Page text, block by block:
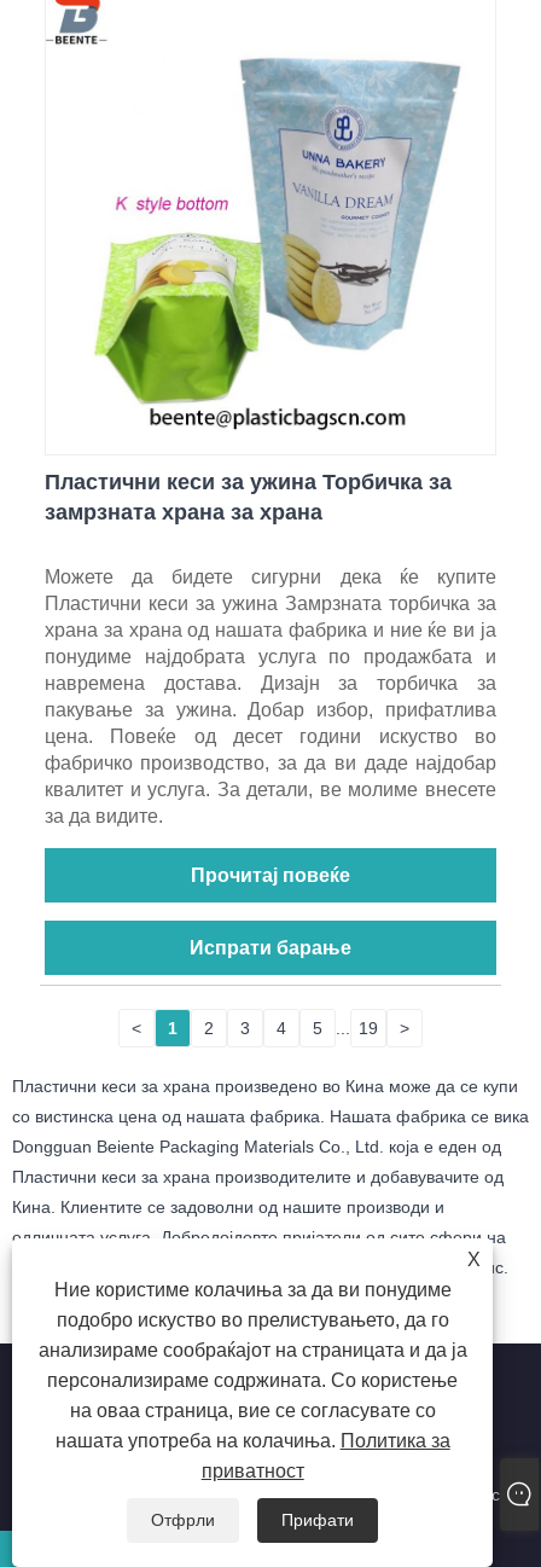
Пластични кеси за ужина Торбичка за
замрзната храна за храна
Можете да бидете сигурни дека ќе купите
Пластични кеси за ужина Замрзната торбичка за
храна за храна од нашата фабрика и ние ќе ви ја
понудиме најдобрата услуга по продажбата и
навремена достава. Дизајн за торбичка за
пакување за ужина. Добар избор, прифатлива
цена. Повеќе од десет години искуство во
фабричко производство, за да ви даде најдобар
квалитет и услуга. За детали, ве молиме внесете
за да видите.
Прочитај повеќе
Испрати барање
< 1 2 3 4 5 ... 19 >
Пластични кеси за храна произведено во Кина може да се купи
со вистинска цена од нашата фабрика. Нашата фабрика се вика
Dongguan Beiente Packaging Materials Co., Ltd. која е еден од
Пластични кеси за храна производителите и добавувачите од
Кина. Клиентите се задоволни од нашите производи и
одличната услуга. Добредојдовте пријатели од сите сфери на
животот доаѓаат да ги посетат, водат и преговараат за бизнис.
X
Ние користиме колачиња за да ви понудиме
подобро искуство во прелистувањето, да го
анализираме сообраќајот на страницата и да ја
персонализираме содржината. Со користење
на оваа страница, вие се согласувате со
нашата употреба на колачиња. Политика за
приватност
Отфрли
Прифати
Авторски права © 2023 Dongguan beiente материјали за
пакување Co., Ltd. - пластични кеси за храна, индустриски
пластични кеси, ламинирана пластична кеса - сите права се